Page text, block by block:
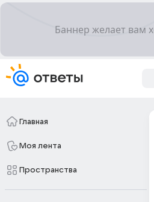
Главная
Моя лента
Пространства